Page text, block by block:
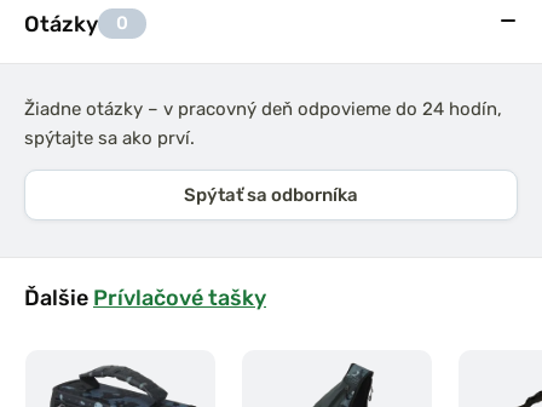
Otázky 0
Žiadne otázky – v pracovný deň odpovieme do 24 hodín,
spýtajte sa ako prví.
Spýtať sa odborníka
Ďalšie Prívlačové tašky